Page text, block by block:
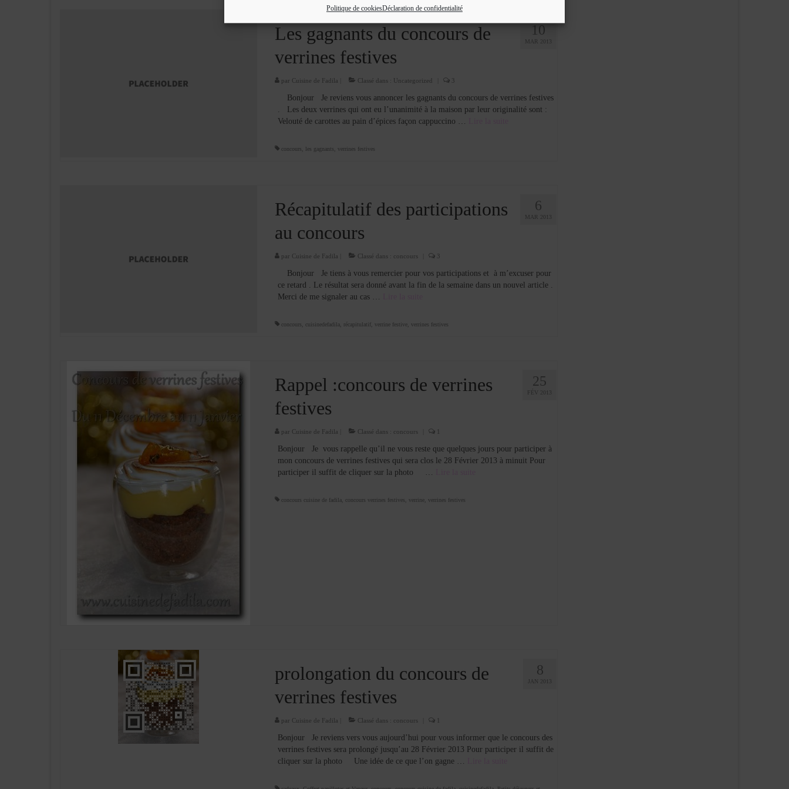
Politique de cookiesDéclaration de confidentialité
10
MAR 2013
Les gagnants du concours de
verrines festives
par Cuisine de Fadila Classé dans : Uncategorized 3
Bonjour Je reviens vous annoncer les gagnants du concours de verrines festives
. Les deux verrines qui ont eu l’unanimité à la maison par leur originalité sont :
Velouté de carottes au pain d’épices façon cappuccino …
concours les gagnants verrines festives
6
MAR 2013
Récapitulatif des participations
au concours
par Cuisine de Fadila Classé dans : concours 3
Bonjour Je tiens à vous remercier pour vos participations et à m’excuser pour
ce retard . Le résultat sera donné avant la fin de la semaine dans un nouvel article .
Merci de me signaler au cas …
concours cuisinedefadila, récapitulatif verrine festive, verrines festives
25
FÉV 2013
Rappel :concours de verrines
festives
par Cuisine de Fadila Classé dans : concours 1
Bonjour Je vous rappelle qu’il ne vous reste que quelques jours pour participer à
mon concours de verrines festives qui sera clos le 28 Février 2013 à minuit Pour
participer il suffit de cliquer sur la photo …
concours cuisine de fadila, concours verrines festives verrine, verrines festives
8
JAN 2013
prolongation du concours de
verrines festives
par Cuisine de Fadila Classé dans : concours 1
Bonjour Je reviens vers vous aujourd’hui pour vous informer que le concours des
verrines festives sera prolongé jusqu’au 28 Février 2013 Pour participer il suffit de
cliquer sur la photo Une idée de ce que l’on gagne …